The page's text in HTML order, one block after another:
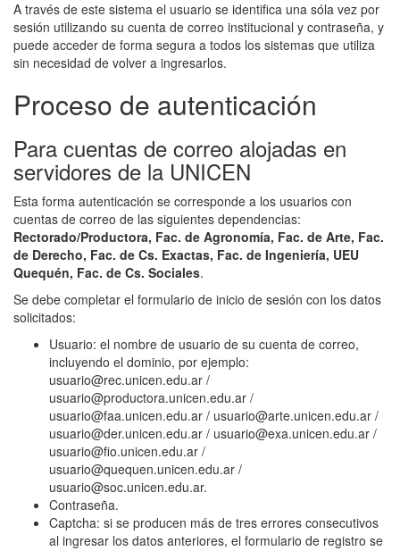
A través de este sistema el usuario se identifica una sóla vez por
sesión utilizando su cuenta de correo institucional y contraseña, y
puede acceder de forma segura a todos los sistemas que utiliza
sin necesidad de volver a ingresarlos.
Proceso de autenticación
Para cuentas de correo alojadas en
servidores de la UNICEN
Esta forma autenticación se corresponde a los usuarios con
cuentas de correo de las siguientes dependencias:
Rectorado/Productora, Fac. de Agronomía, Fac. de Arte, Fac.
de Derecho, Fac. de Cs. Exactas, Fac. de Ingeniería, UEU
Quequén, Fac. de Cs. Sociales.
Se debe completar el formulario de inicio de sesión con los datos
solicitados:
Usuario: el nombre de usuario de su cuenta de correo,
incluyendo el dominio, por ejemplo:
usuario@rec.unicen.edu.ar /
usuario@productora.unicen.edu.ar /
usuario@faa.unicen.edu.ar / usuario@arte.unicen.edu.ar /
usuario@der.unicen.edu.ar / usuario@exa.unicen.edu.ar /
usuario@fio.unicen.edu.ar /
usuario@quequen.unicen.edu.ar /
usuario@soc.unicen.edu.ar.
Contraseña.
Captcha: si se producen más de tres errores consecutivos
al ingresar los datos anteriores, el formulario de registro se